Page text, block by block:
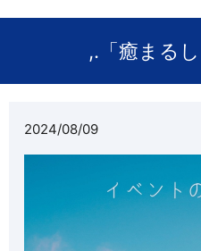
,.「癒まる
2024/08/09